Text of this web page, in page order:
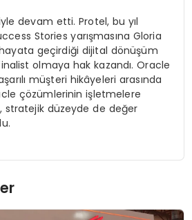
devam etti. Protel, bu yıl
Stories yarışmasına Gloria
geçirdiği dijital dönüşüm
olmaya hak kazandı. Oracle
müşteri hikâyeleri arasında
çözümlerinin işletmelere
stratejik düzeyde de değer